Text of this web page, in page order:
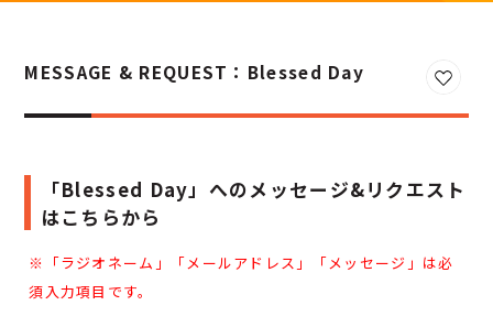
MESSAGE & REQUEST：Blessed Day
「Blessed Day」へのメッセージ&リクエスト
はこちらから
※「ラジオネーム」「 メールアドレス」「 メッセージ」は必
須入力項目です。